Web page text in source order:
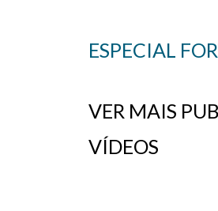
ESPECIAL
VER MAIS
VÍDEOS